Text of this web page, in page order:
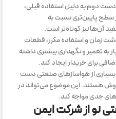
دوم به دلیل استفاده قبلی،
سطح پایین‌تری نسبت به
آن‌ها نیز کوتاه‌تر است.
زمان و استفاده مکرر، قطعات
تعمیر و نگهداری بیشتری داشته
برای خریدار ایجاد کند.
از هواسازهای صنعتی دست
هستند. این موضوع می‌تواند در
جدی مواجه کند.
نو از شرکت ایمن